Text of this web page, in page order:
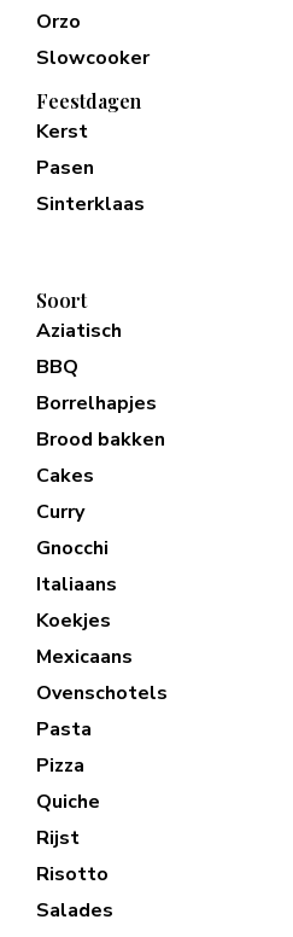
Orzo
Slowcooker
Feestdagen
Kerst
Pasen
Sinterklaas
Soort
Aziatisch
BBQ
Borrelhapjes
Brood bakken
Cakes
Curry
Gnocchi
Italiaans
Koekjes
Mexicaans
Ovenschotels
Pasta
Pizza
Quiche
Rijst
Risotto
Salades